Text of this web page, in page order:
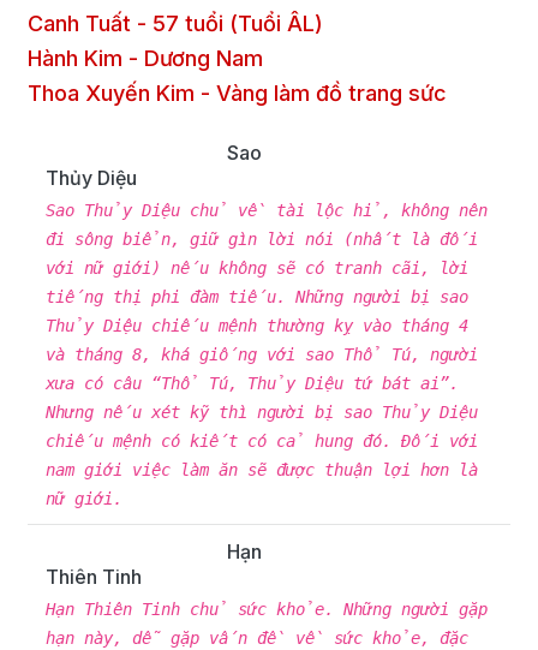
Canh Tuất - 57 tuổi (Tuổi ÂL)
Hành Kim - Dương Nam
Thoa Xuyến Kim - Vàng làm đồ trang sức
Sao
Thủy Diệu
Sao Thủy Diệu chủ về tài lộc hỉ, không nên
đi sông biển, giữ gìn lời nói (nhất là đối
với nữ giới) nếu không sẽ có tranh cãi, lời
tiếng thị phi đàm tiếu. Những người bị sao
Thủy Diệu chiếu mệnh thường kỵ vào tháng 4
và tháng 8, khá giống với sao Thổ Tú, người
xưa có câu “Thổ Tú, Thủy Diệu tứ bát ai”.
Nhưng nếu xét kỹ thì người bị sao Thủy Diệu
chiếu mệnh có kiết có cả hung đó. Đối với
nam giới việc làm ăn sẽ được thuận lợi hơn là
nữ giới.
Hạn
Thiên Tinh
Hạn Thiên Tinh chủ sức khỏe. Những người gặp
hạn này, dễ gặp vấn đề về sức khỏe, đặc